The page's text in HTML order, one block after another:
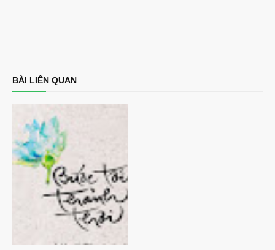
BÀI LIÊN QUAN